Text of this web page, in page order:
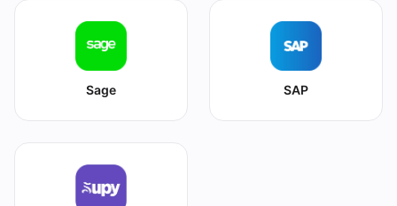
Sage SAP